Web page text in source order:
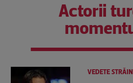
Actorii
VEDETE